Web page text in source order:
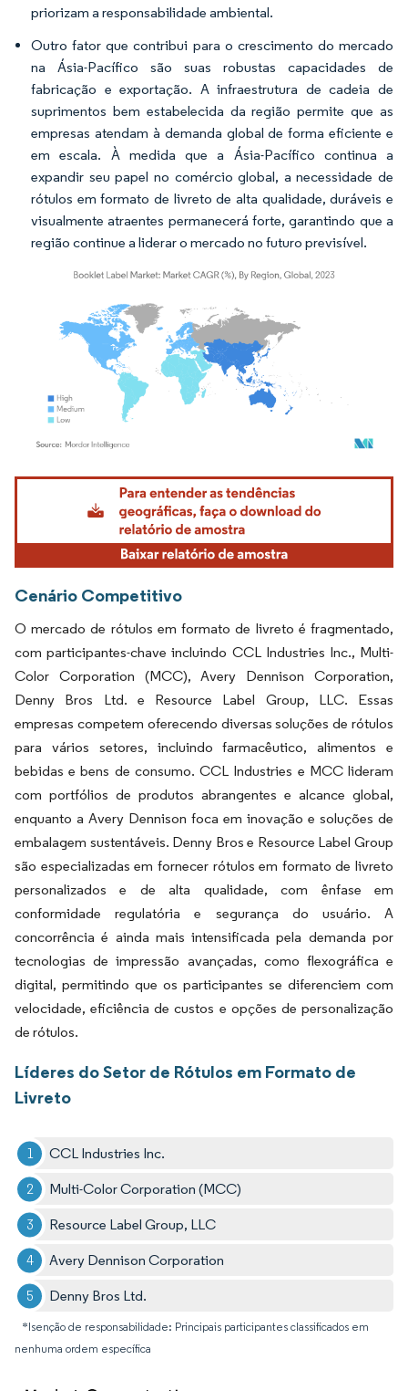
priorizam a responsabilidade ambiental.
Outro fator que contribui para o crescimento do mercado
na Ásia-Pacífico são suas robustas capacidades de
fabricação e exportação. A infraestrutura de cadeia de
suprimentos bem estabelecida da região permite que as
empresas atendam à demanda global de forma eficiente e
em escala. À medida que a Ásia-Pacífico continua a
expandir seu papel no comércio global, a necessidade de
rótulos em formato de livreto de alta qualidade, duráveis e
visualmente atraentes permanecerá forte, garantindo que a
região continue a liderar o mercado no futuro previsível.
Imagem © Mordor Intelligence. O reuso requer atribuição conforme CC BY 4.0.
Cenário Competitivo
O mercado de rótulos em formato de livreto é fragmentado,
com participantes-chave incluindo CCL Industries Inc., Multi-
Color Corporation (MCC), Avery Dennison Corporation,
Denny Bros Ltd. e Resource Label Group, LLC. Essas
empresas competem oferecendo diversas soluções de rótulos
para vários setores, incluindo farmacêutico, alimentos e
bebidas e bens de consumo. CCL Industries e MCC lideram
com portfólios de produtos abrangentes e alcance global,
enquanto a Avery Dennison foca em inovação e soluções de
embalagem sustentáveis. Denny Bros e Resource Label Group
são especializadas em fornecer rótulos em formato de livreto
personalizados e de alta qualidade, com ênfase em
conformidade regulatória e segurança do usuário. A
concorrência é ainda mais intensificada pela demanda por
tecnologias de impressão avançadas, como flexográfica e
digital, permitindo que os participantes se diferenciem com
velocidade, eficiência de custos e opções de personalização
de rótulos.
Líderes do Setor de Rótulos em Formato de
Livreto
CCL Industries Inc.
Multi-Color Corporation (MCC)
Resource Label Group, LLC
Avery Dennison Corporation
Denny Bros Ltd.
*Isenção de responsabilidade: Principais participantes classificados em
nenhuma ordem específica